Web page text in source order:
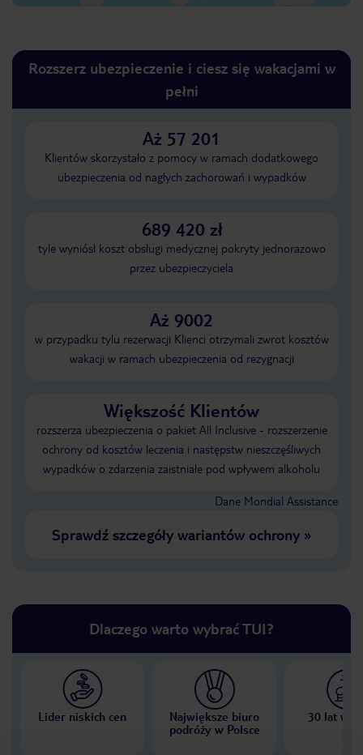
Rozszerz ubezpieczenie i ciesz się wakacjami w
pełni
Aż 57 201
Klientów skorzystało z pomocy w ramach dodatkowego
ubezpieczenia od nagłych zachorowań i wypadków
689 420 zł
tyle wyniósł koszt obsługi medycznej pokryty jednorazowo
przez ubezpieczyciela
Aż 9002
w przypadku tylu rezerwacji Klienci otrzymali zwrot kosztów
wakacji w ramach ubezpieczenia od rezygnacji
Większość Klientów
rozszerza ubezpieczenia o pakiet All Inclusive - rozszerzenie
ochrony od kosztów leczenia i następstw nieszczęśliwych
wypadków o zdarzenia zaistniałe pod wpływem alkoholu
Dane Mondial Assistance
Sprawdź szczegóły wariantów ochrony»
Dlaczego warto wybrać TUI?
Lider niskich cen
Największe biuro
podróży w Polsce
30 lat w